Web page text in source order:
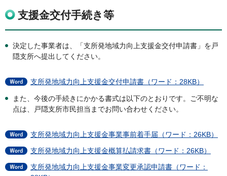
支援金交付手続き等
決定した事業者は、「支所発地域力向上支援金交付申請書」を戸
隠支所へ提出してください。
支所発地域力向上支援金交付申請書（ワード：28KB）
また、今後の手続きにかかる書式は以下のとおりです。ご不明な
点は、戸隠支所市民担当までお問い合わせください。
支所発地域力向上支援金事業事前着手届（ワード：26KB）
支所発地域力向上支援金概算払請求書（ワード：26KB）
支所発地域力向上支援金事業変更承認申請書（ワード：